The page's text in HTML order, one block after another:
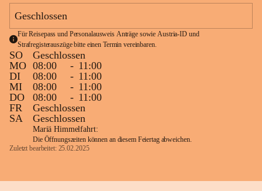
Geschlossen
Für Reisepass und Personalausweis Anträge sowie Austria-ID und
Strafregisterauszüge bitte einen Termin vereinbaren.
SO
Geschlossen
MO 08:00 - 11:00
DI
08:00 - 11:00
MI
08:00 - 11:00
DO
08:00 - 11:00
FR
Geschlossen
SA
Geschlossen
Mariä Himmelfahrt:
Die Öffnungszeiten können an diesem Feiertag abweichen.
Zuletzt bearbeitet: 25.02.2025